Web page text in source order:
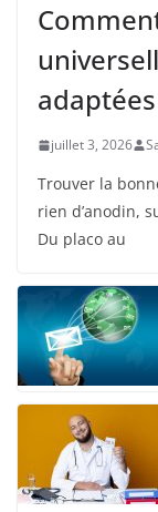
juillet 3, 2026
Trouver la
rien d’anodin,
Du placo au